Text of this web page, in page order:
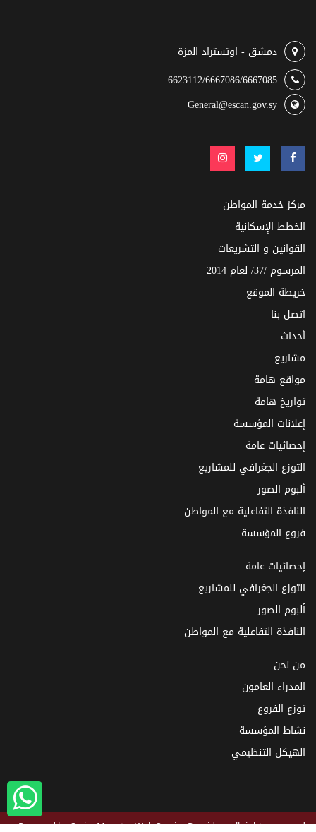
دمشق - اوتستراد المزة
6623112/6667086/6667085
General@escan.gov.sy
مركز خدمة المواطن
الخطط الإسكانية
القوانين و التشريعات
المرسوم /37/ لعام 2014
خريطة الموقع
اتصل بنا
أحداث
مشاريع
مواقع هامة
تواريخ هامة
إعلانات المؤسسة
إحصائيات عامة
التوزع الجغرافي للمشاريع
ألبوم الصور
النافذة التفاعلية مع المواطن
فروع المؤسسة
إحصائيات عامة
التوزع الجغرافي للمشاريع
ألبوم الصور
النافذة التفاعلية مع المواطن
من نحن
المدراء العامون
توزع الفروع
نشاط المؤسسة
الهيكل التنظيمي
Powered bySyrianMonsterWeb Service Provider - all rights reserved